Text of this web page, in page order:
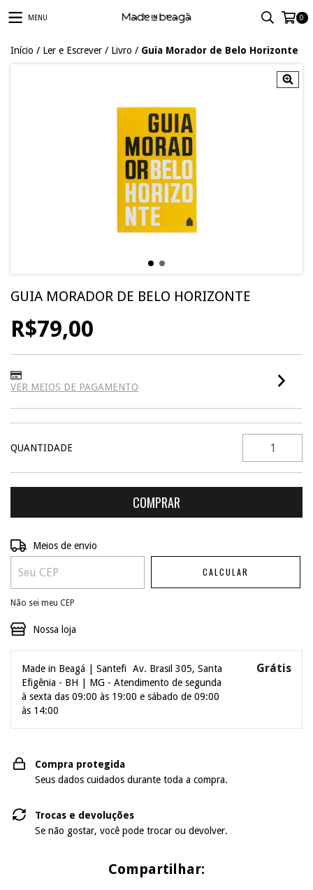
MENU 0
Início / Ler e Escrever / Livro / Guia Morador de Belo Horizonte
GUIA MORADOR DE BELO HORIZONTE
R$79,00
VER MEIOS DE PAGAMENTO
QUANTIDADE
Entregas para o CEP:
Meios de envio
CALCULAR
Não sei meu CEP
Nossa loja
Made in Beagá | Santefi Av. Brasil 305, Santa
Efigênia - BH | MG - Atendimento de segunda
à sexta das 09:00 às 19:00 e sábado de 09:00
às 14:00
Grátis
Compra protegida
Seus dados cuidados durante toda a compra.
Trocas e devoluções
Se não gostar, você pode trocar ou devolver.
Compartilhar: